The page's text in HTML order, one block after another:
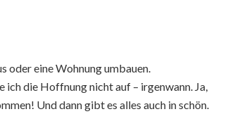
oder eine Wohnung umbauen.
ich die Hoffnung nicht auf – irgenwann. Ja,
Und dann gibt es alles auch in schön.